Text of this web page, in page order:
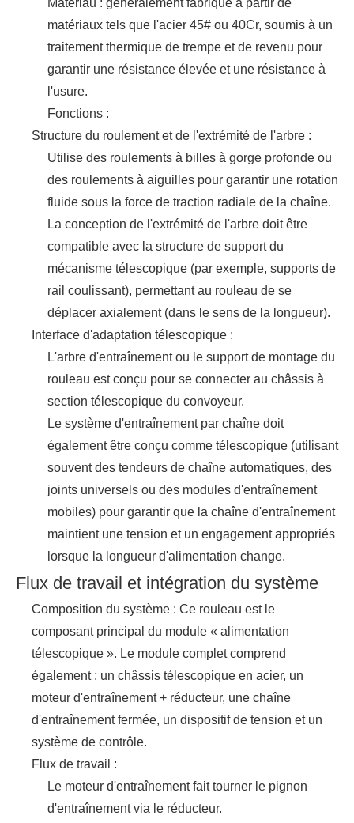
Matériau : généralement fabriqué à partir de
matériaux tels que l'acier 45# ou 40Cr, soumis à un
traitement thermique de trempe et de revenu pour
garantir une résistance élevée et une résistance à
l'usure.
Fonctions :
Structure du roulement et de l'extrémité de l'arbre :
Utilise des roulements à billes à gorge profonde ou
des roulements à aiguilles pour garantir une rotation
fluide sous la force de traction radiale de la chaîne.
La conception de l'extrémité de l'arbre doit être
compatible avec la structure de support du
mécanisme télescopique (par exemple, supports de
rail coulissant), permettant au rouleau de se
déplacer axialement (dans le sens de la longueur).
Interface d'adaptation télescopique :
L'arbre d'entraînement ou le support de montage du
rouleau est conçu pour se connecter au châssis à
section télescopique du convoyeur.
Le système d'entraînement par chaîne doit
également être conçu comme télescopique (utilisant
souvent des tendeurs de chaîne automatiques, des
joints universels ou des modules d'entraînement
mobiles) pour garantir que la chaîne d'entraînement
maintient une tension et un engagement appropriés
lorsque la longueur d'alimentation change.
Flux de travail et intégration du système
Composition du système : Ce rouleau est le
composant principal du module « alimentation
télescopique ». Le module complet comprend
également : un châssis télescopique en acier, un
moteur d'entraînement + réducteur, une chaîne
d'entraînement fermée, un dispositif de tension et un
système de contrôle.
Flux de travail :
Le moteur d'entraînement fait tourner le pignon
d'entraînement via le réducteur.